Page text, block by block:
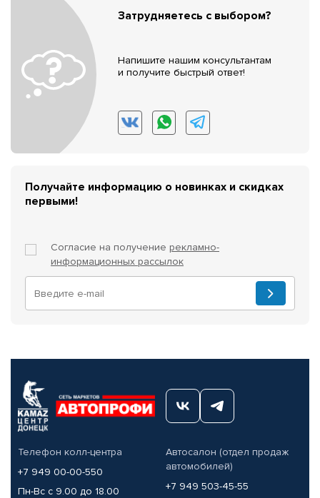
Затрудняетесь с выбором?
Напишите нашим консультантам
и получите быстрый ответ!
Получайте информацию о новинках и скидках
первыми!
Согласие на получение рекламно-
информационных рассылок
Телефон колл-центра
+7 949 00-00-550
Пн-Вс с 9.00 до 18.00
Автосалон (отдел продаж
автомобилей)
+7 949 503-45-55